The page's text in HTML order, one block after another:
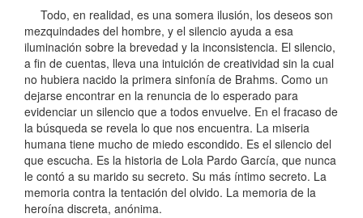
Todo, en realidad, es una somera ilusión, los deseos son
mezquindades del hombre, y el silencio ayuda a esa
iluminación sobre la brevedad y la inconsistencia. El silencio,
a fin de cuentas, lleva una intuición de creatividad sin la cual
no hubiera nacido la primera sinfonía de Brahms. Como un
dejarse encontrar en la renuncia de lo esperado para
evidenciar un silencio que a todos envuelve. En el fracaso de
la búsqueda se revela lo que nos encuentra. La miseria
humana tiene mucho de miedo escondido. Es el silencio del
que escucha. Es la historia de Lola Pardo García, que nunca
le contó a su marido su secreto. Su más íntimo secreto. La
memoria contra la tentación del olvido. La memoria de la
heroína discreta, anónima.